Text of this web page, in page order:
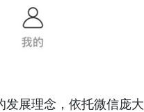
发展理念，依托微信庞大